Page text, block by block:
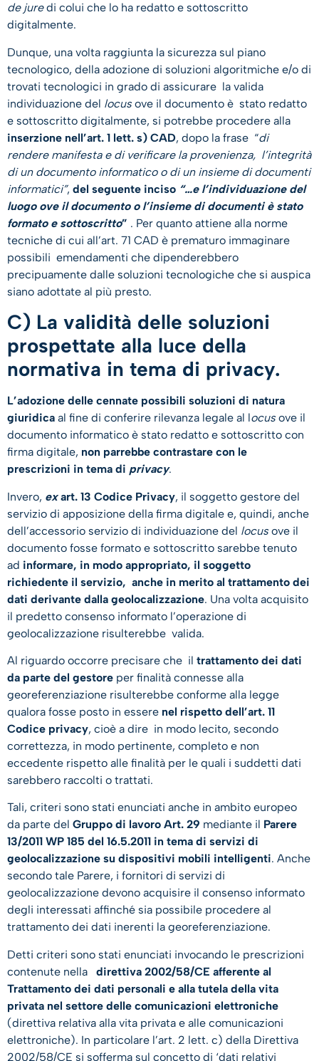
de juredi colui che lo ha redatto e sottoscritto
digitalmente.
Dunque, una volta raggiunta la sicurezza sul piano
tecnologico, della adozione di soluzioni algoritmiche e/o di
trovati tecnologici in grado di assicurare la valida
individuazione del locusove il documento è stato redatto
e sottoscritto digitalmente, si potrebbe procedere alla
inserzione nell’art. 1 lett. s) CAD, dopo la frase “di
rendere manifesta e di verificare la provenienza, l’integrità
di un documento informatico o di un insieme di documenti
informatici”, del seguente inciso “…e l’individuazione del
luogo ove il documento o l’insieme di documenti è stato
formato e sottoscritto” . Per quanto attiene alla norme
tecniche di cui all’art. 71 CAD è prematuro immaginare
possibili emendamenti che dipenderebbero
precipuamente dalle soluzioni tecnologiche che si auspica
siano adottate al più presto.
C) La validità delle soluzioni
prospettate alla luce della
normativa in tema di privacy.
L’adozione delle cennate possibili soluzioni di natura
giuridica al fine di conferire rilevanza legale al locusove il
documento informatico è stato redatto e sottoscritto con
firma digitale, non parrebbe contrastare con le
prescrizioni in tema di privacy.
Invero, exart. 13 Codice Privacy, il soggetto gestore del
servizio di apposizione della firma digitale e, quindi, anche
dell’accessorio servizio di individuazione del locusove il
documento fosse formato e sottoscritto sarebbe tenuto
ad informare, in modo appropriato, il soggetto
richiedente il servizio, anche in merito al trattamento dei
dati derivante dalla geolocalizzazione. Una volta acquisito
il predetto consenso informato l’operazione di
geolocalizzazione risulterebbe valida.
Al riguardo occorre precisare che il trattamento dei dati
da parte del gestore per finalità connesse alla
georeferenziazione risulterebbe conforme alla legge
qualora fosse posto in essere nel rispetto dell’art. 11
Codice privacy, cioè a dire in modo lecito, secondo
correttezza, in modo pertinente, completo e non
eccedente rispetto alle finalità per le quali i suddetti dati
sarebbero raccolti o trattati.
Tali, criteri sono stati enunciati anche in ambito europeo
da parte del Gruppo di lavoro Art. 29 mediante il Parere
13/2011 WP 185 del 16.5.2011 in tema di servizi di
geolocalizzazione su dispositivi mobili intelligenti. Anche
secondo tale Parere, i fornitori di servizi di
geolocalizzazione devono acquisire il consenso informato
degli interessati affinché sia possibile procedere al
trattamento dei dati inerenti la georeferenziazione.
Detti criteri sono stati enunciati invocando le prescrizioni
contenute nella direttiva 2002/58/CE afferente al
Trattamento dei dati personali e alla tutela della vita
privata nel settore delle comunicazioni elettroniche
(direttiva relativa alla vita privata e alle comunicazioni
elettroniche). In particolare l’art. 2 lett. c) della Direttiva
2002/58/CE si sofferma sul concetto di ‘dati relativi